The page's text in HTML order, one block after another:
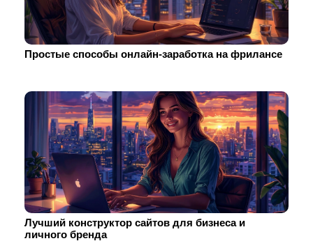
Простые способы онлайн-заработка на фрилансе
Лучший конструктор сайтов для бизнеса и
личного бренда